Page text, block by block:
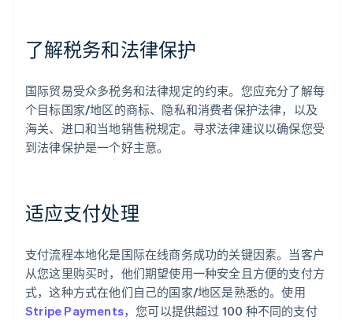
了解税务和法律保护
国际贸易受众多税务和法律规定的约束。您应充分了解每
个目标国家/地区的商标、隐私和消费者保护法律，以及
海关、进口和当地销售税规定。寻求法律建议以确保您受
到法律保护是一个好主意。
适应支付处理
支付流程本地化是国际在线商务成功的关键因素。当客户
从您这里购买时，他们期望使用一种安全且方便的支付方
式，这种方式在他们自己的国家/地区是熟悉的。使用
Stripe Payments，您可以提供超过 100 种不同的支付